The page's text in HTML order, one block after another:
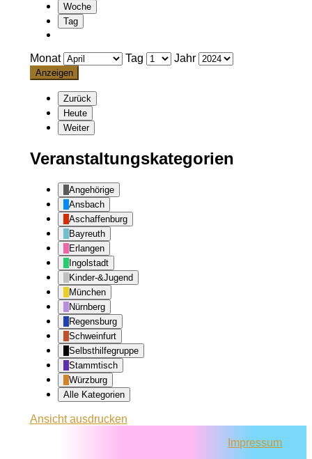
Woche
Tag
Monat Tag Jahr
Zurück
Heute
Weiter
Veranstaltungskategorien
Angehörige
Ansbach
Aschaffenburg
Bayreuth
Erlangen
Ingolstadt
Kinder-&Jugend
München
Nürnberg
Regensburg
Schweinfurt
Selbsthilfegruppe
Stammtisch
Würzburg
Alle Kategorien
Ansichtausdrucken
Impressum